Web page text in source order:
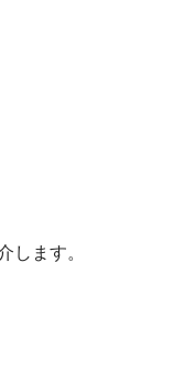
します。